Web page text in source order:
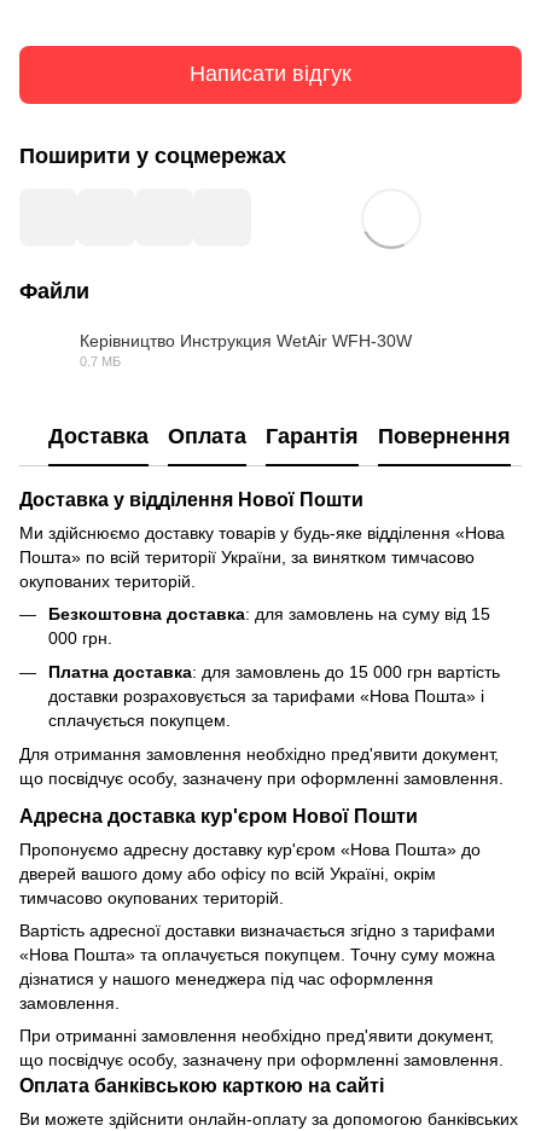
Написати відгук
Поширити у соцмережах
Файли
Керівництво Инструкция WetAir WFH-30W
0.7 МБ
Доставка Оплата Гарантія Повернення
Доставка у відділення Нової Пошти
Ми здійснюємо доставку товарів у будь-яке відділення «Нова
Пошта» по всій території України, за винятком тимчасово
окупованих територій.
Безкоштовна доставка: для замовлень на суму від 15
000 грн.
Платна доставка: для замовлень до 15 000 грн вартість
доставки розраховується за тарифами «Нова Пошта» і
сплачується покупцем.
Для отримання замовлення необхідно пред'явити документ,
що посвідчує особу, зазначену при оформленні замовлення.
Адресна доставка кур'єром Нової Пошти
Пропонуємо адресну доставку кур'єром «Нова Пошта» до
дверей вашого дому або офісу по всій Україні, окрім
тимчасово окупованих територій.
Вартість адресної доставки визначається згідно з тарифами
«Нова Пошта» та оплачується покупцем. Точну суму можна
дізнатися у нашого менеджера під час оформлення
замовлення.
При отриманні замовлення необхідно пред'явити документ,
що посвідчує особу, зазначену при оформленні замовлення.
Оплата банківською карткою на сайті
Ви можете здійснити онлайн-оплату за допомогою банківських